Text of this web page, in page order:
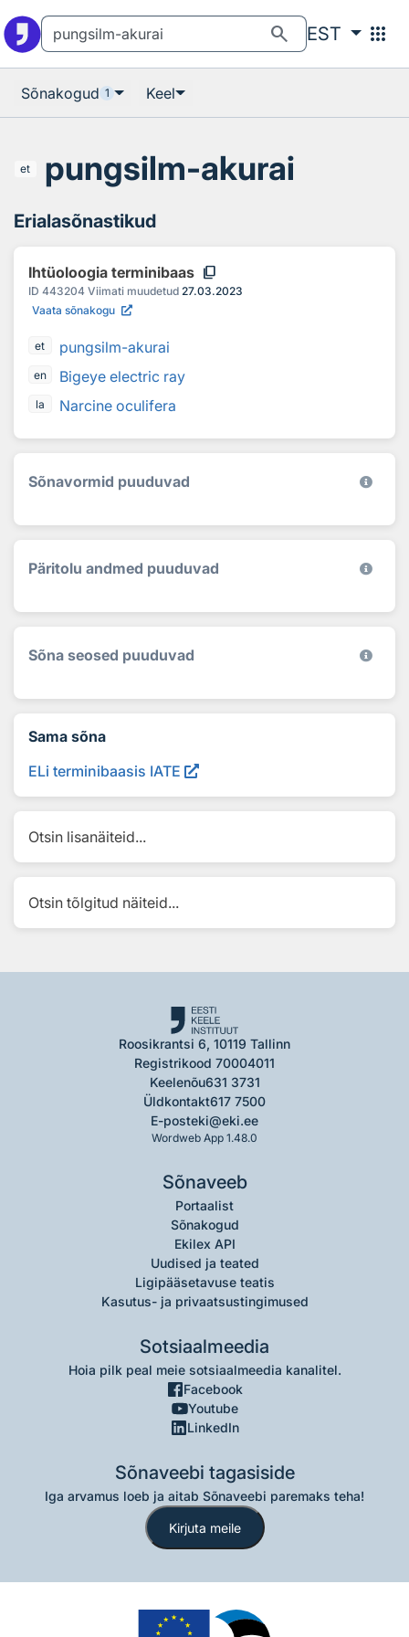
search EST apps
Sõnakogud 1 Keel
et pungsilm-akurai
Erialasõnastikud
Ihtüoloogia terminibaas content_copy
ID 443204 Viimati muudetud 27.03.2023
Vaata sõnakogu
et pungsilm-akurai
en Bigeye electric ray
la Narcine oculifera
Sõnavormid puuduvad
Päritolu andmed puuduvad
Sõna seosed puuduvad
Sama sõna
ELi terminibaasis IATE
Otsin lisanäiteid...
Otsin tõlgitud näiteid...
Roosikrantsi 6, 10119 Tallinn
Registrikood 70004011
Keelenõu631 3731
Üldkontakt617 7500
E-posteki@eki.ee
Wordweb App 1.48.0
Sõnaveeb
Portaalist
Sõnakogud
Ekilex API
Uudised ja teated
Ligipääsetavuse teatis
Kasutus- ja privaatsustingimused
Sotsiaalmeedia
Hoia pilk peal meie sotsiaalmeedia kanalitel.
Facebook
Youtube
LinkedIn
Sõnaveebi tagasiside
Iga arvamus loeb ja aitab Sõnaveebi paremaks teha!
Kirjuta meile